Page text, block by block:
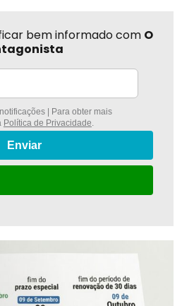
bem informado com O
| Para obter mais
Política de Privacidade
Enviar